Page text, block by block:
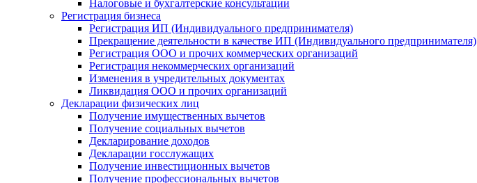
Налоговые и бухгалтерские консультации
Регистрация бизнеса
Регистрация ИП (Индивидуального предпринимателя)
Прекращение деятельности в качестве ИП (Индивидуального предпринимателя)
Регистрация ООО и прочих коммерческих организаций
Регистрация некоммерческих организаций
Изменения в учредительных документах
Ликвидация ООО и прочих организаций
Декларации физических лиц
Получение имущественных вычетов
Получение социальных вычетов
Декларирование доходов
Декларации госслужащих
Получение инвестиционных вычетов
Получение профессиональных вычетов